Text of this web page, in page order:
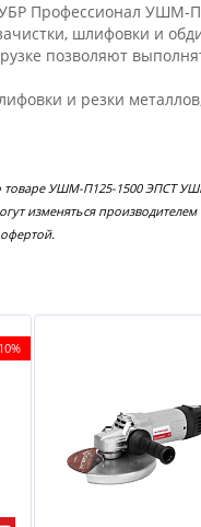
Профессионал УШМ-
шлифовки и
позволяют
и резки
УШМ-П125-1500 ЭПСТ
изменяться